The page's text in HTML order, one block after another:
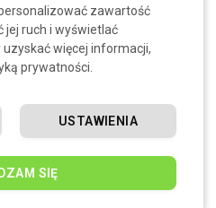
kojarzy bursztyn z
morskimi pamiątkami
kolorem, to tak
rodowodzie.
naturalnemu
zawartość
jej ruch i wyświetlać
więcej informacji,
prywatności.
SIĘ
USTAWIENIA